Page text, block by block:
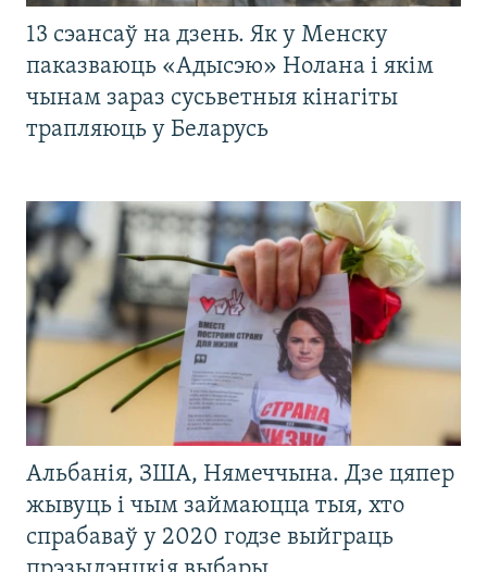
13 сэансаў на дзень. Як у Менску
паказваюць «Адысэю» Нолана і якім
чынам зараз сусьветныя кінагіты
трапляюць у Беларусь
Альбанія, ЗША, Нямеччына. Дзе цяпер
жывуць і чым займаюцца тыя, хто
спрабаваў у 2020 годзе выйграць